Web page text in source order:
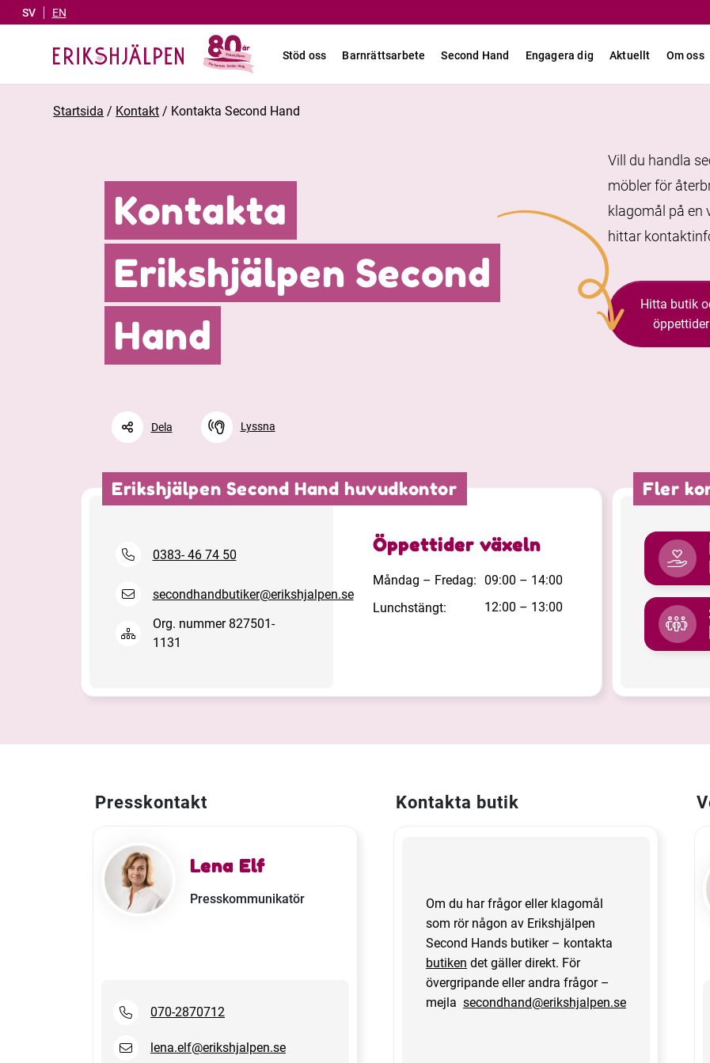
SV EN
Stöd oss Barnrättsarbete Second Hand Engagera dig Aktuellt Om oss
Startsida / Kontakt / Kontakta Second Hand
Kontakta
Erikshjälpen Second
Hand
Vill du handla
möbler för
klagomål på en
hittar
Hitta butik
öppettider
Lyssna
Dela
Facebook Linkedin Twitter URL-länk
Erikshjälpen Second Hand huvudkontor
0383- 46 74 50
secondhandbutiker@erikshjalpen.se
Org. nummer 827501-
1131
Öppettider växeln
Måndag – Fredag: 09:00 – 14:00
Lunchstängt:
12:00 – 13:00
Fler
Presskontakt
Lena Elf
Presskommunikatör
070-2870712
lena.elf@erikshjalpen.se
Kontakta butik
Om du har frågor eller klagomål
som rör någon av Erikshjälpen
Second Hands butiker – kontakta
butiken det gäller direkt. För
övergripande eller andra frågor –
mejla secondhand@erikshjalpen.se